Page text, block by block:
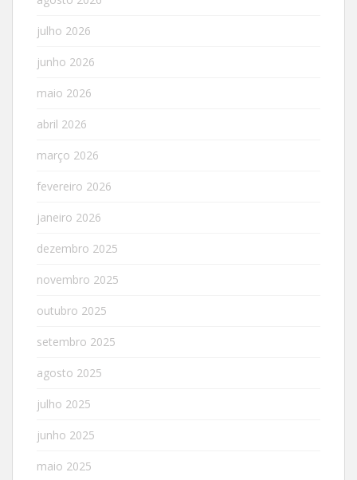
julho 2026
junho 2026
maio 2026
abril 2026
março 2026
fevereiro 2026
janeiro 2026
dezembro 2025
novembro 2025
outubro 2025
setembro 2025
agosto 2025
julho 2025
junho 2025
maio 2025